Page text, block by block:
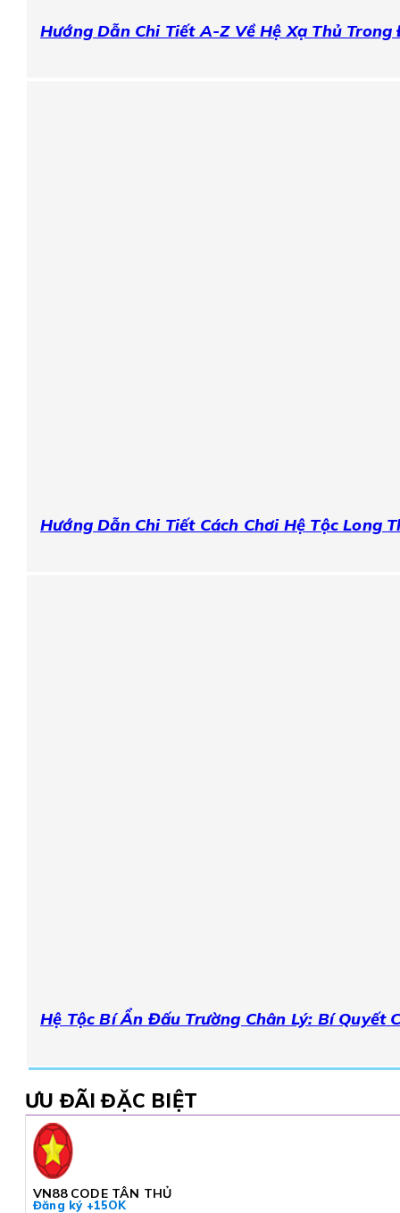
Hướng Dẫn Chi Tiết A-Z Về Hệ Xạ Thủ Trong
Hướng Dẫn Chi Tiết Cách Chơi Hệ Tộc Long
Hệ Tộc Bí Ẩn Đấu Trường Chân Lý: Bí Quyết
ƯU ĐÃI ĐẶC BIỆT
VN88 CODE TÂN THỦ
Đăng ký +15OK